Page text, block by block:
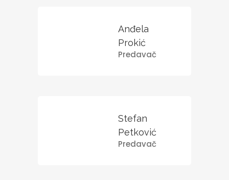
Anđela
Prokić
Predavač
Stefan
Petković
Predavač